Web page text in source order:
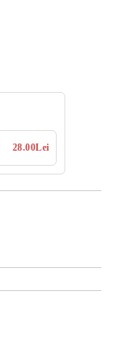
28.00Lei